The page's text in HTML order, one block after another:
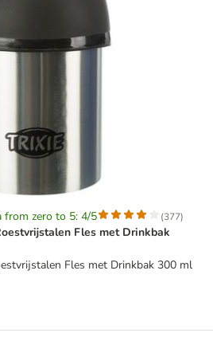
from zero to 5: 4/5 (377)
Fles met Drinkbak
Fles met Drinkbak 300 ml